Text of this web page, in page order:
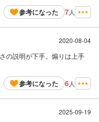
参考になった 7人
2020-08-04
の説明が下手。煽りは上手
参考になった 6人
2025-09-19